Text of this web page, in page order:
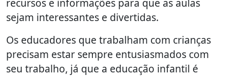
recursos e informações para que as aulas
sejam interessantes e divertidas.
Os educadores que trabalham com crianças
precisam estar sempre entusiasmados com
seu trabalho, já que a educação infantil é